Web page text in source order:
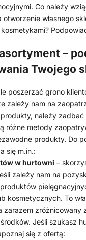
Co należy
własnego
–
Twojego
poszerzać grono
zależy nam na
należy zadbać
różne metody
produkty. Do
się m.in.:
w hurtowni –
zależy nam na
kosmetycznych. To
zarazem zróżnicowany
Jeśli szukasz
się z ofertą: